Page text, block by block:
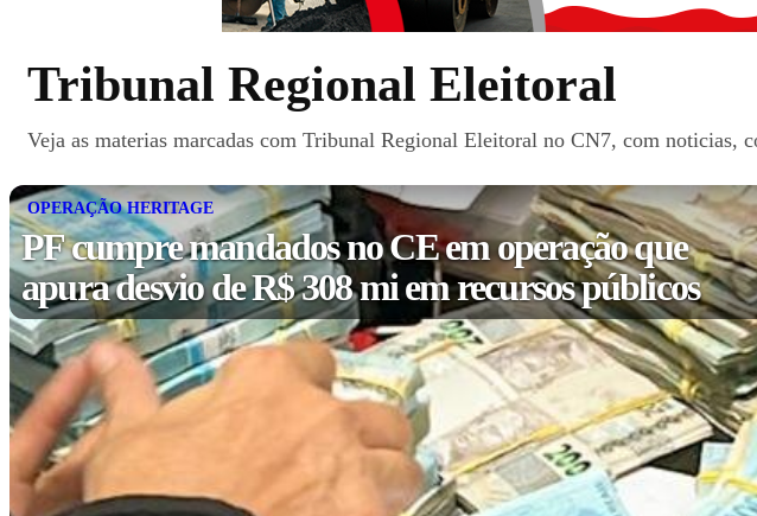
Tribunal Regional Eleitoral
Veja as materias marcadas com Tribunal Regional Eleitoral no CN7, com noticias,
OPERAÇÃO HERITAGE
PF cumpre mandados no CE em operação que
apura desvio de R$ 308 mi em recursos públicos